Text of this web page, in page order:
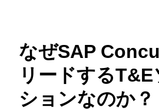
なぜSAP
リードする
ションなのか？